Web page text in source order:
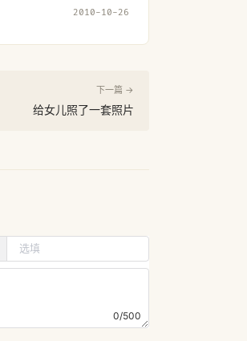
2010-10-26
下一篇 →
给女儿照了一套照片
0/500